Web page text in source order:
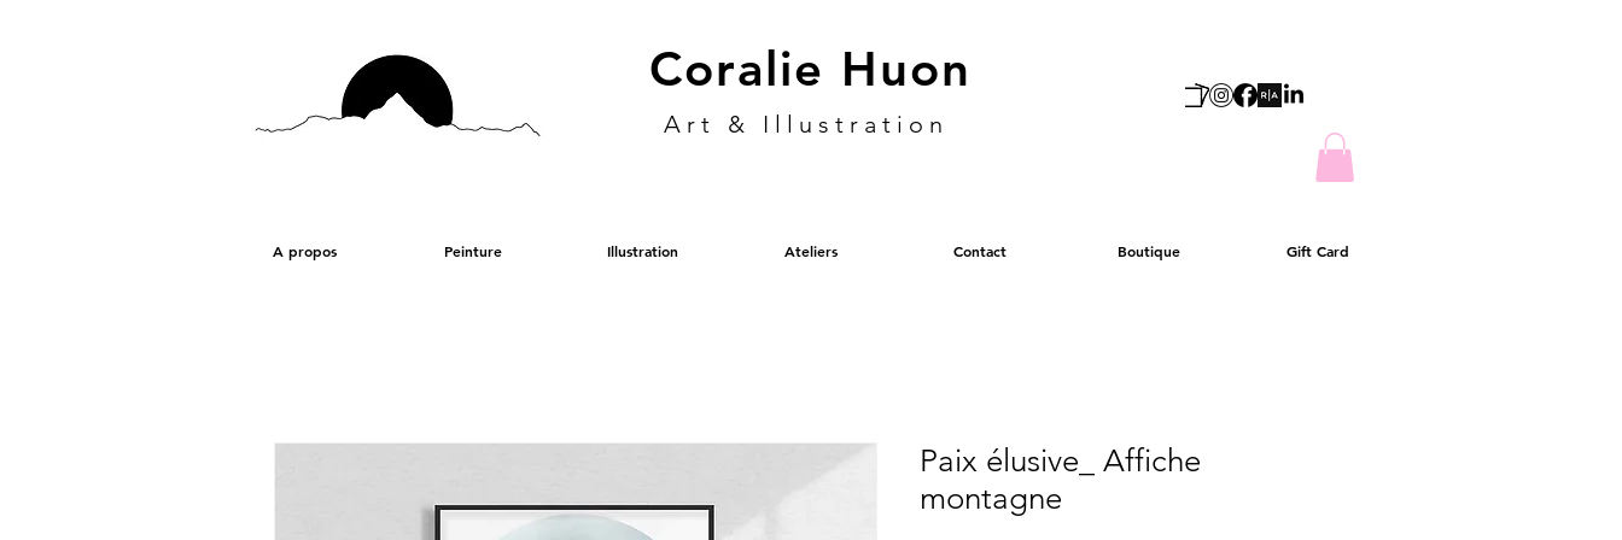
Coralie Huon
Art & Illustration
A propos Peinture Illustration Ateliers Contact Boutique Gift Card
Paix élusive_ Affiche
montagne